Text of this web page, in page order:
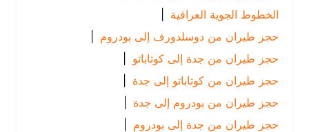
الخطوط الجوية العراقية
حجز طيران من دوسلدورف إلى بودروم |
حجز طيران من جدة إلى كوتاباتو |
حجز طيران من كوتاباتو إلى جدة
حجز طيران من بودروم إلى جدة
حجز طيران من جدة إلى بودروم |